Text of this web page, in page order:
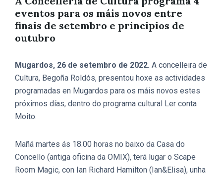
eventos para os máis novos entre
finais de setembro e principios de
outubro
Mugardos, 26 de setembro de 2022. A concelleira de
Cultura, Begoña Roldós, presentou hoxe as actividades
programadas en Mugardos para os máis novos estes
próximos días, dentro do programa cultural Ler conta
Moito.
Mañá martes ás 18.00 horas no baixo da Casa do
Concello (antiga oficina da OMIX), terá lugar o Scape
Room Magic, con Ian Richard Hamilton (Ian&Elisa), unha